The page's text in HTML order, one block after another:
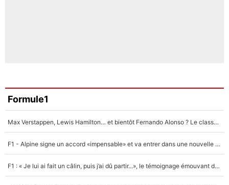
Formule1
Max Verstappen, Lewis Hamilton… et bientôt Fernando Alonso ? Le classement des pilotes les mieux payés en Formule 1 risque de changer !
F1 - Alpine signe un accord «impensable» et va entrer dans une nouvelle dimension : Grande nouvelle pour Pierre Gasly !
F1 : « Je lui ai fait un câlin, puis j’ai dû partir...», le témoignage émouvant de Max Verstappen sur sa fille